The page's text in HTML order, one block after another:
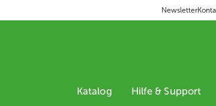
Newsletter
Katalog Hilfe & Support